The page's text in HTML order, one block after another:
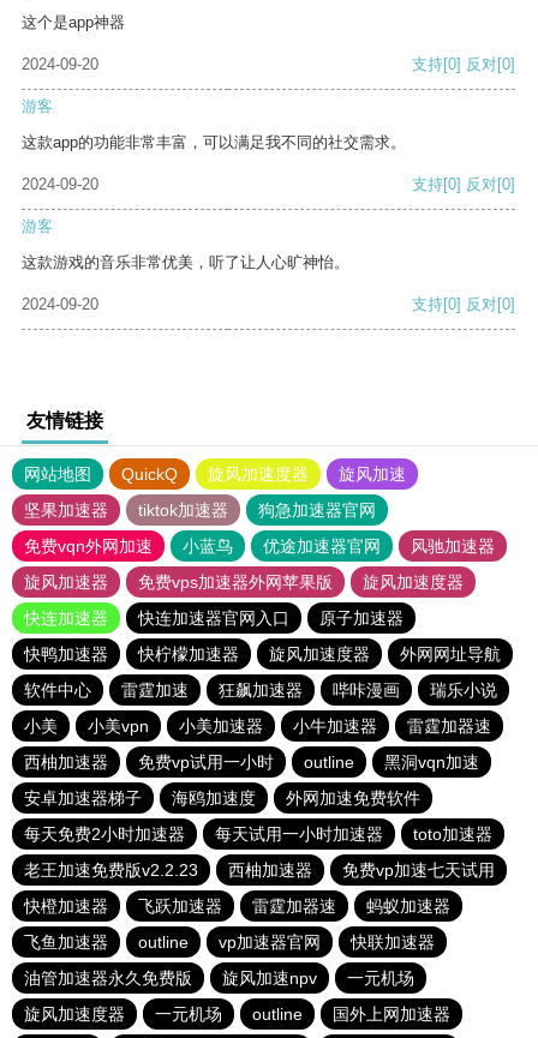
这个是app神器
2024-09-20 支持[0] 反对[0]
游客
这款app的功能非常丰富，可以满足我不同的社交需求。
2024-09-20 支持[0] 反对[0]
游客
这款游戏的音乐非常优美，听了让人心旷神怡。
2024-09-20 支持[0] 反对[0]
友情链接
网站地图 QuickQ 旋风加速度器
旋风加速
坚果加速器
tiktok加速器
狗急加速器官网
免费vqn外网加速
小蓝鸟 优途加速器官网
风驰加速器
旋风加速器
免费vps加速器外网苹果版
旋风加速度器
快连加速器
快连加速器官网入口
原子加速器
快鸭加速器
快柠檬加速器 旋风加速度器
外网网址导航
软件中心
雷霆加速 狂飙加速器 哔咔漫画
瑞乐小说
小美
小美vpn 小美加速器 小牛加速器
雷霆加器速
西柚加速器
免费vp试用一小时 outline
黑洞vqn加速
安卓加速器梯子
海鸥加速度
外网加速免费软件
每天免费2小时加速器
每天试用一小时加速器
toto加速器
老王加速免费版v2.2.23
西柚加速器
免费vp加速七天试用
快橙加速器
飞跃加速器 雷霆加器速
蚂蚁加速器
飞鱼加速器
outline vp加速器官网
快联加速器
油管加速器永久免费版
旋风加速npv
一元机场
旋风加速度器
一元机场 outline 国外上网加速器